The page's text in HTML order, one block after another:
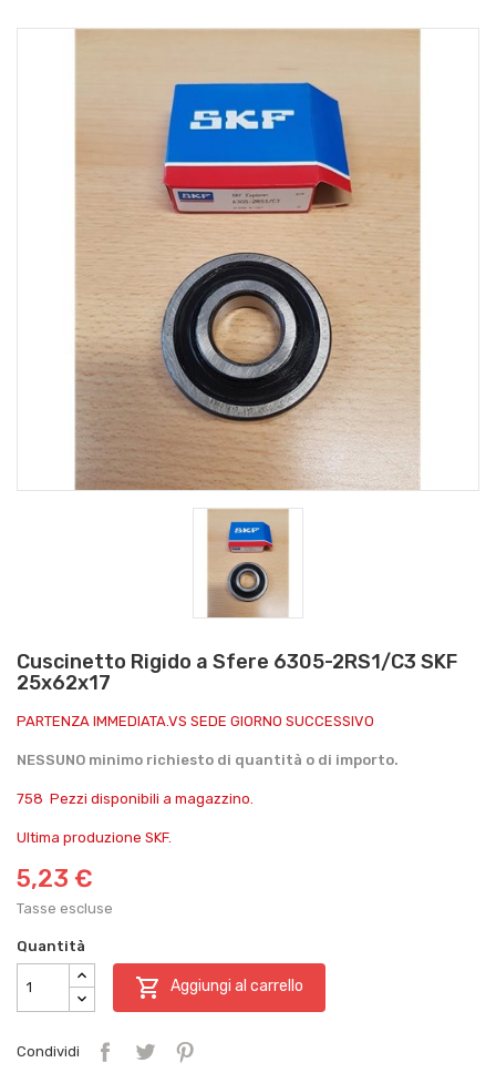
Cuscinetto Rigido a Sfere 6305-2RS1/C3 SKF
25x62x17
PARTENZA IMMEDIATA.VS SEDE GIORNO SUCCESSIVO
NESSUNO minimo richiesto di quantità o di importo.
758 Pezzi disponibili a magazzino.
Ultima produzione SKF.
5,23 €
Tasse escluse
Quantità
 Aggiungi al carrello
Condividi